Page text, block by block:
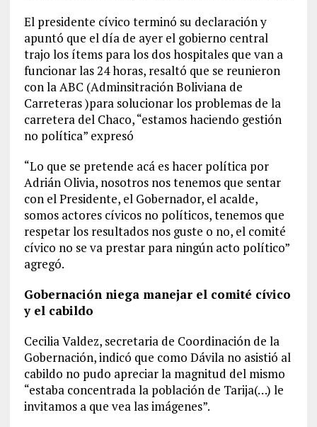
El presidente cívico terminó su declaración y
apuntó que el día de ayer el gobierno central
trajo los ítems para los dos hospitales que van a
funcionar las 24 horas, resaltó que se reunieron
con la ABC (Adminsitración Boliviana de
Carreteras )para solucionar los problemas de la
carretera del Chaco, “estamos haciendo gestión
no política” expresó
“Lo que se pretende acá es hacer política por
Adrián Olivia, nosotros nos tenemos que sentar
con el Presidente, el Gobernador, el acalde,
somos actores cívicos no políticos, tenemos que
respetar los resultados nos guste o no, el comité
cívico no se va prestar para ningún acto político”
agregó.
Gobernación niega manejar el comité cívico
y el cabildo
Cecilia Valdez, secretaria de Coordinación de la
Gobernación, indicó que como Dávila no asistió al
cabildo no pudo apreciar la magnitud del mismo
“estaba concentrada la población de Tarija(…) le
invitamos a que vea las imágenes”.